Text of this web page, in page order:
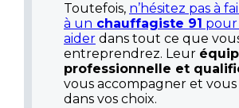
Toutefois, n’hésitez pas à
à un chauffagiste 91 pour
aider dans tout ce que
entreprendrez. Leur
professionnelle et
vous accompagner et
dans vos choix.